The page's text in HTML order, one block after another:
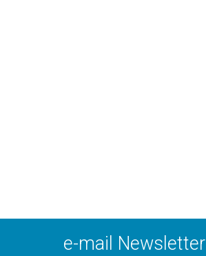
е-mail Newsletter